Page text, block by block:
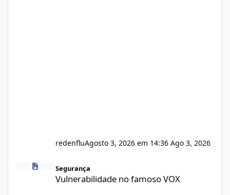
redenfluAgosto 3, 2026 em 14:36 Ago 3, 2026
Vulnerabilidade no famoso VOX
Segurança
Vulnerabilidade no famoso VOX